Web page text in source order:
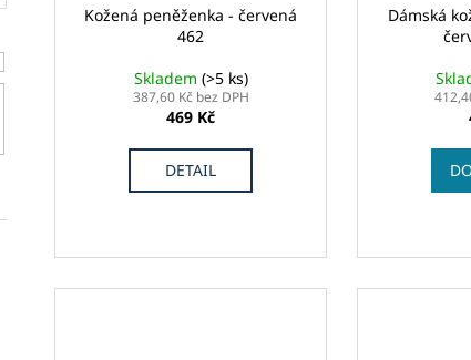
Kožená peněženka - červená
462
Skladem (>5 ks)
387,60 Kč bez DPH
469 Kč
DETAIL
Dámská